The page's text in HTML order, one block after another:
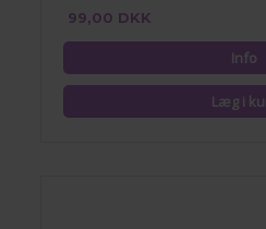
99,00 DKK